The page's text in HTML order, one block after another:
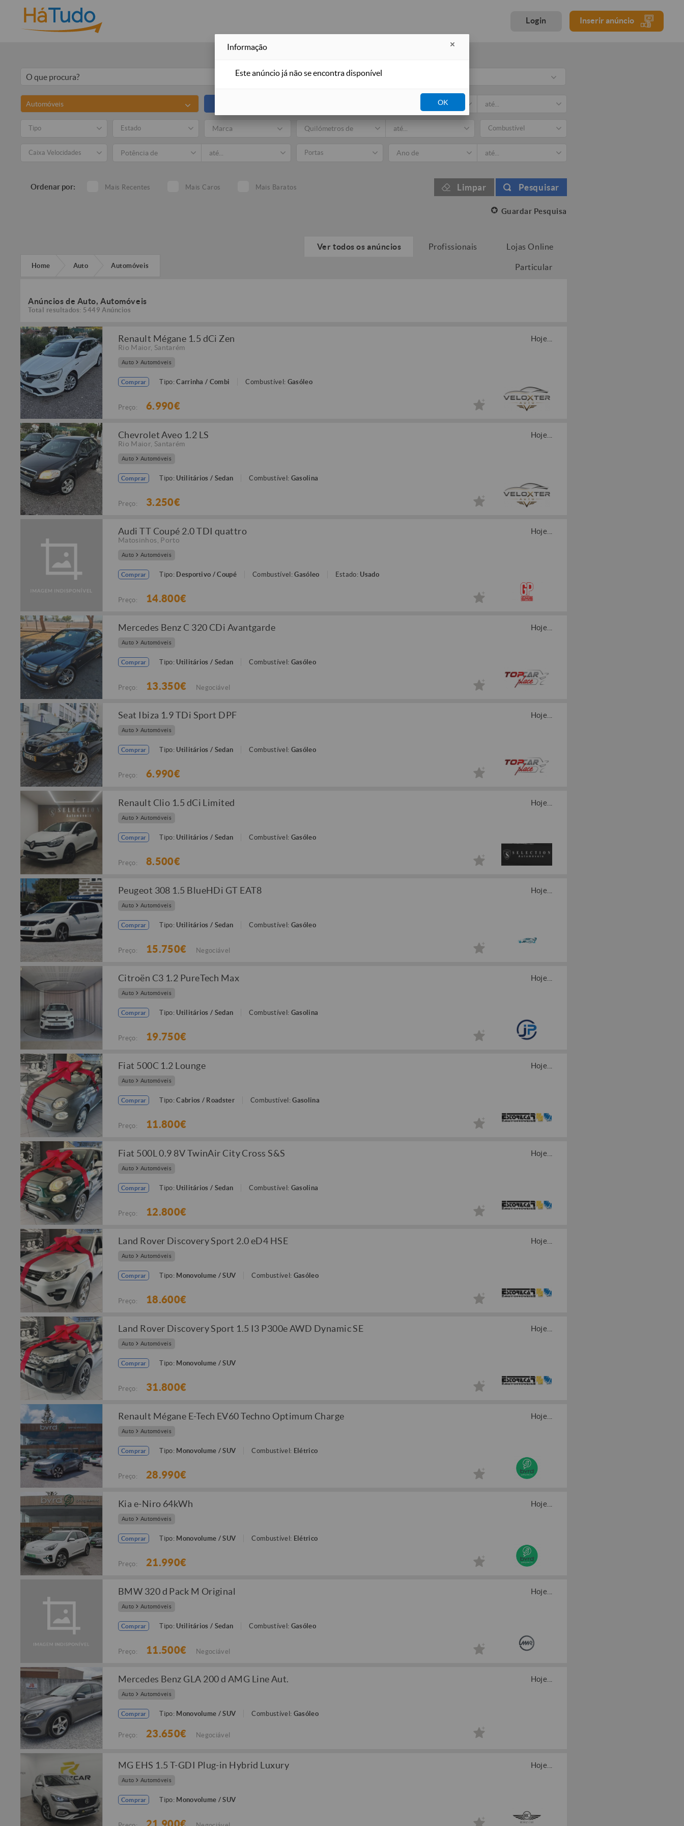
Login Inserir anúncio
Automóveis
Tipo Estado Marca Combustível
Caixa Velocidades Portas
Ordenar por: Mais Recentes Mais Caros Mais Baratos Limpar Pesquisar
Guardar Pesquisa
Home Auto Automóveis
Ver todos os anúncios Profissionais Lojas Online
Particular
Anúncios de Auto, Automóveis
Total resultados: 5449 Anúncios
Renault Mégane 1.5 dCi Zen Hoje...
Rio Maior Santarém
Auto Automóveis
Comprar Tipo:Carrinha / Combi Combustível: Gasóleo
Preço: 6.990€
Chevrolet Aveo 1.2 LS Hoje...
Rio Maior Santarém
Auto Automóveis
Comprar Tipo: Utilitários / Sedan Combustível: Gasolina
Preço: 3.250€
Audi TT Coupé 2.0 TDI quattro Hoje...
Matosinhos Porto
Auto Automóveis
Comprar Tipo: Desportivo / Coupé Combustível:Gasóleo Estado: Usado
Preço: 14.800€
Mercedes Benz C 320 CDi Avantgarde Hoje...
Auto Automóveis
Comprar Tipo: Utilitários / Sedan Combustível: Gasóleo
Preço: 13.350€ Negociável
Seat Ibiza 1.9 TDi Sport DPF Hoje...
Auto Automóveis
Comprar Tipo: Utilitários / Sedan Combustível: Gasóleo
Preço: 6.990€
Renault Clio 1.5 dCi Limited Hoje...
Auto Automóveis
Comprar Tipo: Utilitários / Sedan Combustível: Gasóleo
Preço: 8.500€
Peugeot 308 1.5 BlueHDi GT EAT8 Hoje...
Auto Automóveis
Comprar Tipo: Utilitários / Sedan Combustível: Gasóleo
Preço: 15.750€ Negociável
Citroën C3 1.2 PureTech Max Hoje...
Auto Automóveis
Comprar Tipo: Utilitários / Sedan Combustível: Gasolina
Preço: 19.750€
Fiat 500C 1.2 Lounge Hoje...
Auto Automóveis
Comprar Tipo:Cabrios / Roadster Combustível:Gasolina
Preço: 11.800€
Fiat 500L 0.9 8V TwinAir City Cross S&S Hoje...
Auto Automóveis
Comprar Tipo: Utilitários / Sedan Combustível: Gasolina
Preço: 12.800€
Land Rover Discovery Sport 2.0 eD4 HSE Hoje...
Auto Automóveis
Comprar Tipo: Monovolume / SUV Combustível: Gasóleo
Preço: 18.600€
Land Rover Discovery Sport 1.5 I3 P300e AWD Dynamic SE Hoje...
Auto Automóveis
Comprar Tipo: Monovolume / SUV
Preço: 31.800€
Renault Mégane E-Tech EV60 Techno Optimum Charge Hoje...
Auto Automóveis
Comprar Tipo: Monovolume / SUV Combustível: Elétrico
Preço: 28.990€
Kia e-Niro 64kWh Hoje...
Auto Automóveis
Comprar Tipo: Monovolume / SUV Combustível: Elétrico
Preço: 21.990€
BMW 320 d Pack M Original Hoje...
Auto Automóveis
Comprar Tipo: Utilitários / Sedan Combustível: Gasóleo
Preço: 11.500€ Negociável
Mercedes Benz GLA 200 d AMG Line Aut. Hoje...
Auto Automóveis
Comprar Tipo: Monovolume / SUV Combustível: Gasóleo
Preço: 23.650€ Negociável
MG EHS 1.5 T-GDI Plug-in Hybrid Luxury Hoje...
Auto Automóveis
Comprar Tipo: Monovolume / SUV
Informação
Este anúncio já não se encontra disponível
OK